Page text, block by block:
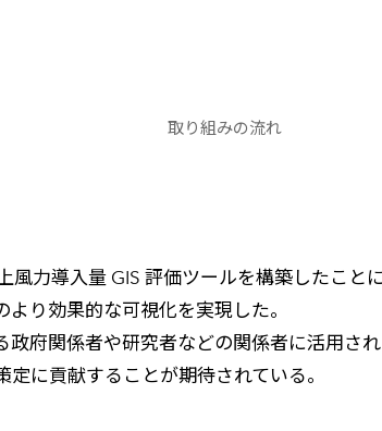
取り組みの流れ
力導入量 GIS 評価ツールを構築したこと
り効果的な可視化を実現した。
府関係者や研究者などの関係者に活用さ
に貢献することが期待されている。